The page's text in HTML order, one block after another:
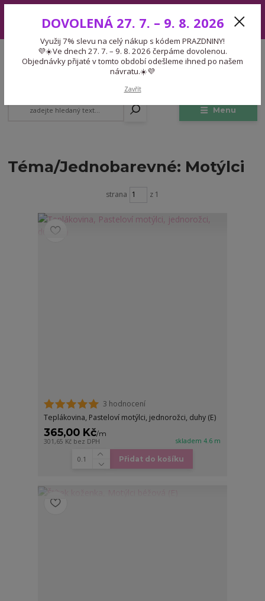
7. – 9. 8. 2026 čerpáme dovolenou. Objednávky přijaté v tomto období
odešleme ihned po našem návratu.☀️💜
Menu
CZK
Expedice 775 866 913
Po-Čt 9-15:30 Pá 9-14:30 Pauza 13-13:45
Téma/Jednobarevné: Motýlci
strana z 1
3 hodnocení
Teplákovina, Pasteloví motýlci, jednorožci, duhy (E)
365,00 Kč/m
301,65 Kč bez DPH skladem 4.6 m
Přidat do košíku
DOVOLENÁ 27. 7. – 9. 8. 2026
Využij 7% slevu na celý nákup s kódem PRAZDNINY!
💜☀️Ve dnech 27. 7. – 9. 8. 2026 čerpáme dovolenou.
Objednávky přijaté v tomto období odešleme ihned po našem
návratu.☀️💜
Zavřít